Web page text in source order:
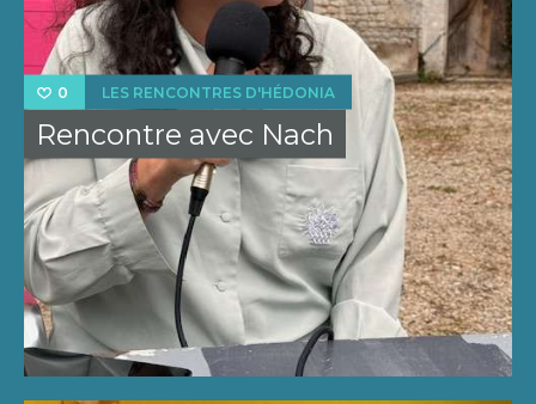
0 LES RENCONTRES D'HÉDONIA
Rencontre avec Nach